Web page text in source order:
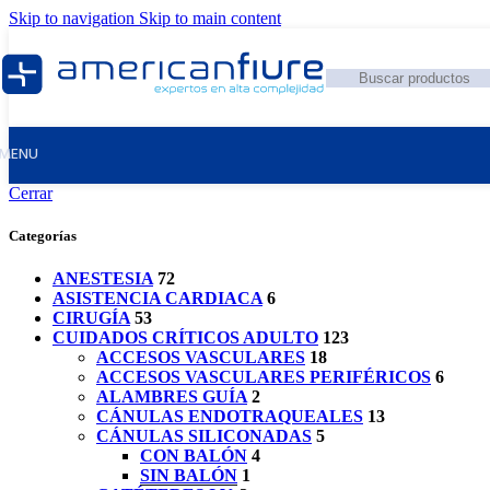
Skip to navigation Skip to main content
Cerrar
Categorías
ANESTESIA 72
ASISTENCIA CARDIACA 6
CIRUGÍA 53
CUIDADOS CRÍTICOS ADULTO 123
ACCESOS VASCULARES 18
ACCESOS VASCULARES PERIFÉRICOS 6
ALAMBRES GUÍA 2
CÁNULAS ENDOTRAQUEALES 13
CÁNULAS SILICONADAS 5
CON BALÓN 4
SIN BALÓN 1